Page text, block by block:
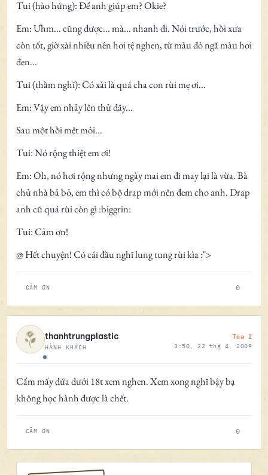
Tui (hào hứng): Để anh giúp em? Okie?
Em: Ưhm... cũng được... mà... nhanh đi. Nói trước, hồi xưa
còn tốt, giờ xài nhiều nên hơi tệ nghen, từ màu đỏ ngã màu hơi
đen...
Tui (thầm nghĩ): Có xài là quá cha con rùi mẹ ơi...
Em: Vậy em nhảy lên thử đây...
Sau một hồi mệt mỏi...
Tui: Nó rộng thiệt em ơi!
Em: Oh, nó hơi rộng nhưng ngày mai em đi may lại là vừa. Bà
chủ nhà bả bỏ, em thì có bộ drap mới nên đem cho anh. Drap
anh cũ quá rùi còn gì :biggrin:
Tui: Cảm ơn!
@ Hết chuyện! Có cái đầu nghĩ lung tung rùi kìa :">
CẢM ƠN 0
Ngoại tuyến
thanhtrungplastic
HÀNH KHÁCH
Toa 2
3:50, 22 thg 4, 2009
Cấm mấy đứa dưới 18t xem nghen. Xem xong nghĩ bậy bạ
không học hành được là chết.
CẢM ƠN 0